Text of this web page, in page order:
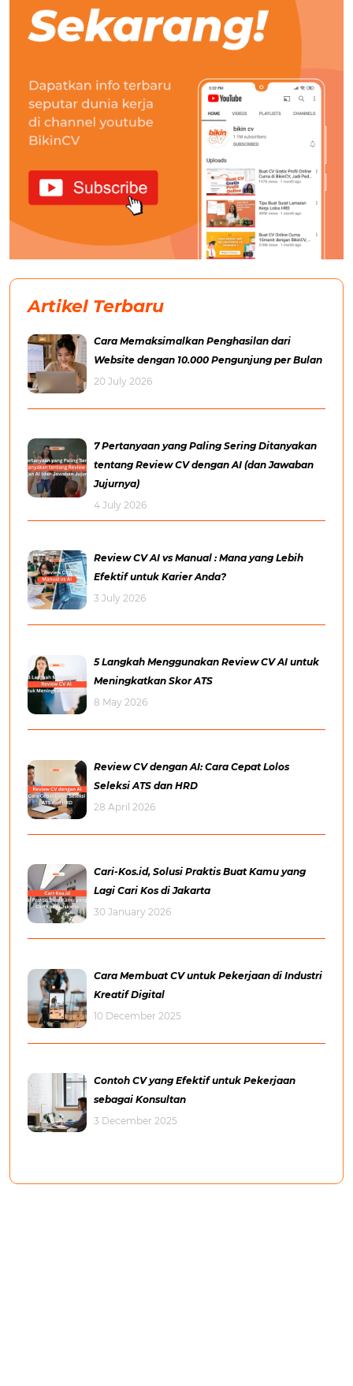
Artikel Terbaru
Cara Memaksimalkan Penghasilan dari
Website dengan 10.000 Pengunjung per Bulan
20 July 2026
7 Pertanyaan yang Paling Sering Ditanyakan
tentang Review CV dengan AI (dan Jawaban
Jujurnya)
4 July 2026
Review CV AI vs Manual : Mana yang Lebih
Efektif untuk Karier Anda?
3 July 2026
5 Langkah Menggunakan Review CV AI untuk
Meningkatkan Skor ATS
8 May 2026
Review CV dengan AI: Cara Cepat Lolos
Seleksi ATS dan HRD
28 April 2026
Cari-Kos.id, Solusi Praktis Buat Kamu yang
Lagi Cari Kos di Jakarta
30 January 2026
Cara Membuat CV untuk Pekerjaan di Industri
Kreatif Digital
10 December 2025
Contoh CV yang Efektif untuk Pekerjaan
sebagai Konsultan
3 December 2025